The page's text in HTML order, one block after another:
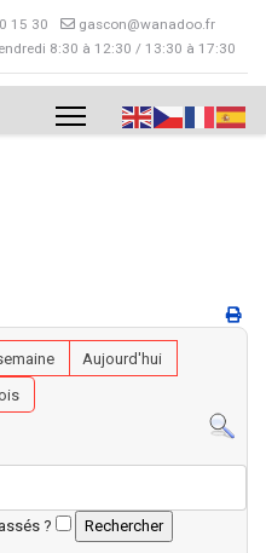
15 30
gascon@wanadoo.fr
8:30 à 12:30 / 13:30 à 17:30
Aujourd'hui
?